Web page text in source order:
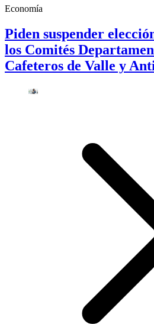
Economía
Piden suspender
los Comités
Cafeteros de Valle y